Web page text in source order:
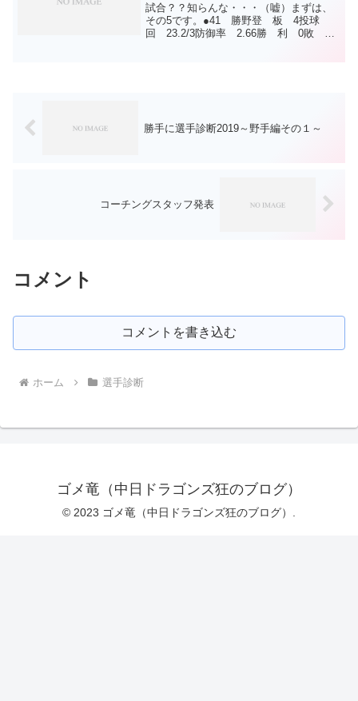
試合？？知らんな・・・（嘘）まずは、
その5です。●41 勝野登 板 4投球
回 23.2/3防御率 2.66勝 利 0敗
勝手に選手診断2019～野手編その１～
コーチングスタッフ発表
コメント
コメントを書き込む
ホーム 選手診断
ゴメ竜（中日ドラゴンズ狂のブログ）
© 2023 ゴメ竜（中日ドラゴンズ狂のブログ）.